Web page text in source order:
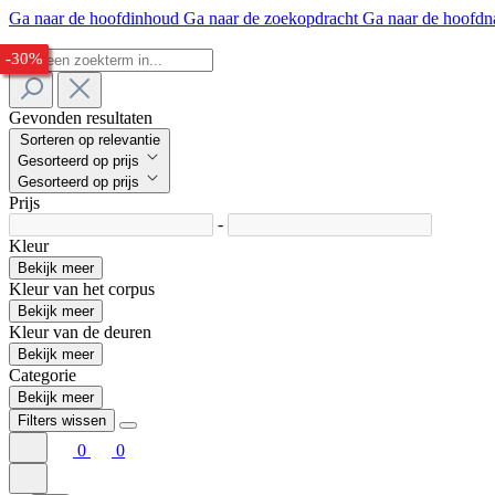
Ga naar de hoofdinhoud Ga naar de zoekopdracht Ga naar de
Gevonden resultaten
Sorteren op relevantie
Gesorteerd op prijs
Gesorteerd op prijs
Prijs
-
Kleur
Bekijk meer
Kleur van het corpus
Bekijk meer
Kleur van de deuren
Bekijk meer
Categorie
Bekijk meer
Filters wissen
0 0
-32%
-32%
-30%
-27%
-30%